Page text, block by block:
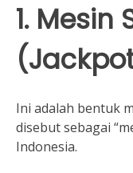
1. Mesin
Ini adalah bentuk
disebut sebagai
Indonesia.